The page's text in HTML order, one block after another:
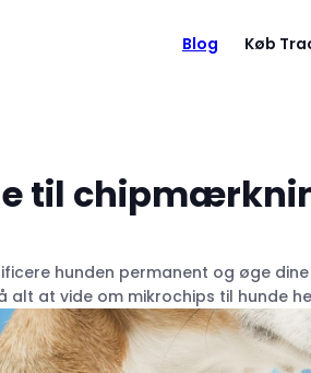
Blog Køb
til
hunden permanent og øge
alt at vide om mikrochips til hunde